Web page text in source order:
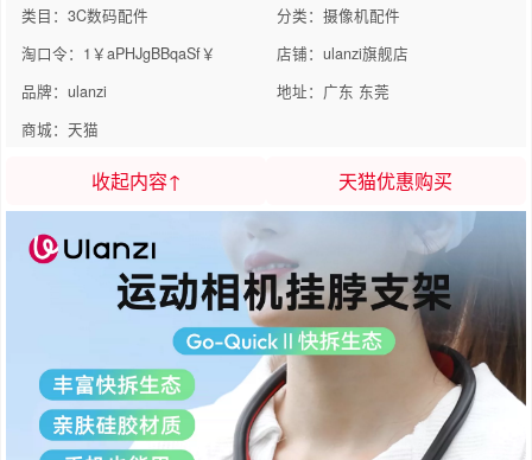
类目：3C数码配件
分类：摄像机配件
淘口令：1￥aPHJgBBqaSf￥
店铺：ulanzi旗舰店
品牌：ulanzi
地址：广东 东莞
商城：天猫
收起内容↑ 天猫优惠购买